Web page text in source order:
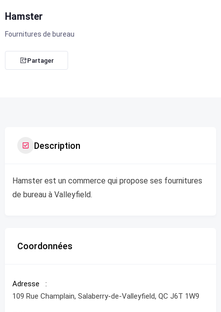
Hamster
Fournitures de bureau
Partager
Description
Hamster est un commerce qui propose ses fournitures
de bureau à Valleyfield.
Coordonnées
Adresse
109 Rue Champlain, Salaberry-de-Valleyfield, QC J6T 1W9